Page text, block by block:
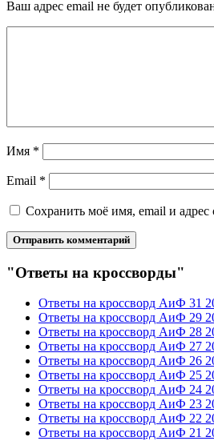
Ваш адрес email не будет
Имя *
Email *
Сохранить моё имя, email и
"Ответы на кроссворды"
Ответы на кроссворд АиФ 31
Ответы на кроссворд АиФ 29
Ответы на кроссворд АиФ 28
Ответы на кроссворд АиФ 27
Ответы на кроссворд АиФ 26
Ответы на кроссворд АиФ 25
Ответы на кроссворд АиФ 24
Ответы на кроссворд АиФ 23
Ответы на кроссворд АиФ 22
Ответы на кроссворд АиФ 21